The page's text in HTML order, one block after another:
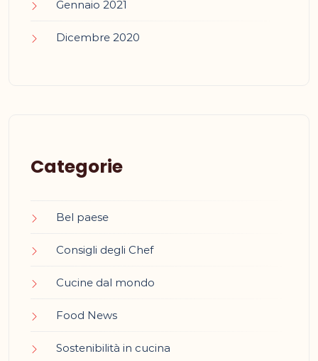
Gennaio 2021
Dicembre 2020
Categorie
Bel paese
Consigli degli Chef
Cucine dal mondo
Food News
Sostenibilità in cucina